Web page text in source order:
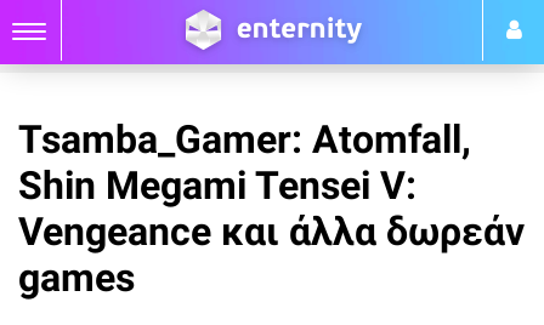
Tsamba_Gamer: Atomfall,
Shin Megami Tensei V:
Vengeance και άλλα δωρεάν
games